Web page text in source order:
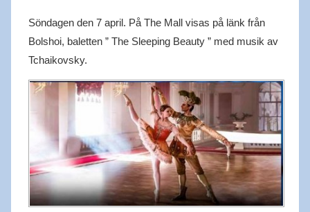
Söndagen den 7 april. På The Mall visas på länk från
Bolshoi, baletten ” The Sleeping Beauty ” med musik av
Tchaikovsky.